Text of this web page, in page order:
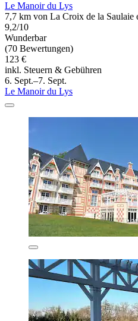
Le Manoir du Lys
7,7 km von La Croix de la Saulaie
9,2/10
Wunderbar
(70 Bewertungen)
123 €
inkl. Steuern & Gebühren
6. Sept.–7. Sept.
Le Manoir du Lys